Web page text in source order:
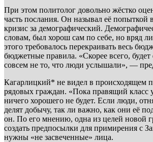
При этом политолог довольно жёстко
часть послания. Он называл её попыткой
кризис за демографический.
словам, был хорош сам по себе, но вряд
этого требовалось перекраивать весь
бюджетные правила. «Скорее всего, будет
совсем не то, что люди услышали», —
Кагарлицкий* не видел в происходящем
рядовых граждан. «Пока правящий класс
ничего хорошего не будет. Если люди,
делят добычу, так ли важно, как они её
он. По его мнению, одна из целей новой
создать предпосылки для примирения с
нужны «не засвеченные» лица.